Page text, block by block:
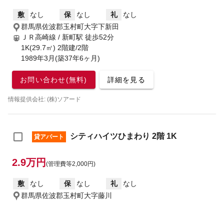
敷 なし 保 なし 礼
なし
群馬県佐波郡玉村町大字下新田
ＪＲ高崎線 / 新町駅 徒歩52分
1K(29.7㎡) 2階建/2階
1989年3月(築37年6ヶ月)
お問い合わせ(無料) 詳細を見る
情報提供会社: (株)ソアード
貸アパート シティハイツひまわり 2階 1K
2.9万円 (管理費等2,000円)
敷 なし 保 なし 礼
なし
群馬県佐波郡玉村町大字藤川